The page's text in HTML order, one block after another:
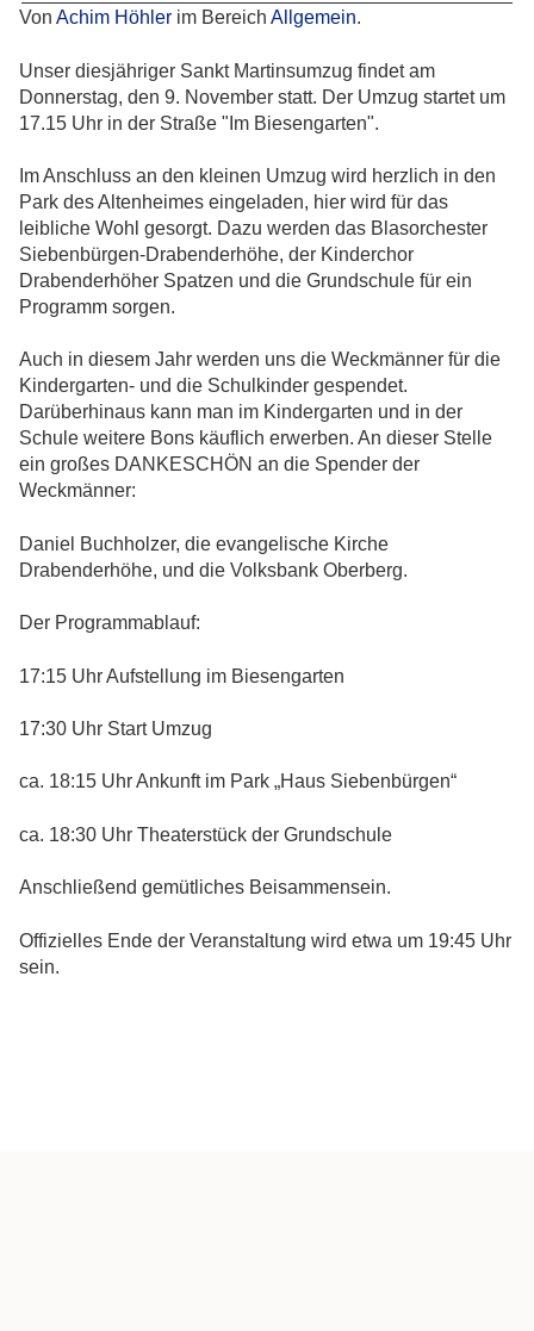
Von Achim Höhler im Bereich Allgemein.
Unser diesjähriger Sankt Martinsumzug findet am
Donnerstag, den 9. November statt. Der Umzug startet um
17.15 Uhr in der Straße "Im Biesengarten".
Im Anschluss an den kleinen Umzug wird herzlich in den
Park des Altenheimes eingeladen, hier wird für das
leibliche Wohl gesorgt. Dazu werden das Blasorchester
Siebenbürgen-Drabenderhöhe, der Kinderchor
Drabenderhöher Spatzen und die Grundschule für ein
Programm sorgen.
Auch in diesem Jahr werden uns die Weckmänner für die
Kindergarten- und die Schulkinder gespendet.
Darüberhinaus kann man im Kindergarten und in der
Schule weitere Bons käuflich erwerben. An dieser Stelle
ein großes DANKESCHÖN an die Spender der
Weckmänner:
Daniel Buchholzer, die evangelische Kirche
Drabenderhöhe, und die Volksbank Oberberg.
Der Programmablauf:
17:15 Uhr Aufstellung im Biesengarten
17:30 Uhr Start Umzug
ca. 18:15 Uhr Ankunft im Park „Haus Siebenbürgen“
ca. 18:30 Uhr Theaterstück der Grundschule
Anschließend gemütliches Beisammensein.
Offizielles Ende der Veranstaltung wird etwa um 19:45 Uhr
sein.